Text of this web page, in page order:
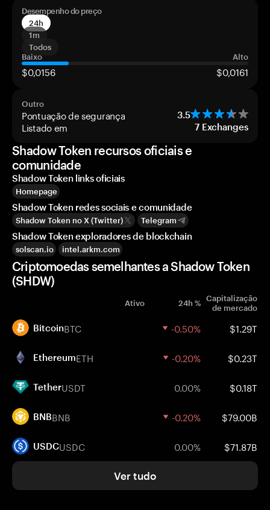
Desempenho do preço
24h
1m
Todos
Baixo
Alto
$0,0156 $0,0161
Outro
Pontuação de segurança 3.5
Listado em 7 Exchanges
Shadow Token recursos oficiais e
comunidade
Shadow Token links oficiais
Homepage
Shadow Token redes sociais e comunidade
Shadow Token no X (Twitter) Telegram
Shadow Token exploradores de blockchain
solscan.io intel.arkm.com
Criptomoedas semelhantes a Shadow Token
(SHDW)
Ativo 24h % Capitalização
de mercado
BitcoinBTC -0.50% $1.29T
EthereumETH -0.20% $0.23T
TetherUSDT 0.00% $0.18T
BNBBNB -0.20% $79.00B
USDCUSDC 0.00% $71.87B
Ver tudo